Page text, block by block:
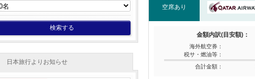
空席あり
金額内訳(目安額)：
海外航空券：
税サ・燃油等：
合計金額：
検索する
日本旅行よりお知らせ